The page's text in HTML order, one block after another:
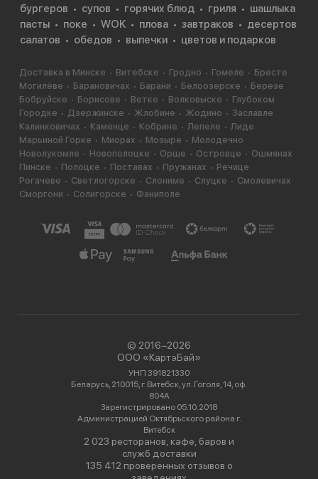
бургеров
супов горячих блюд гриля
шашлыка
пасты
поке WOK плова завтраков
десертов
салатов
обедов выпечки цветов и подарков
Доставка в Минске Витебске Гродно Гомеле
Бресте
Могилёве
Барановичах Барани Белоозерске
Березе
Бобруйске
Борисове Ветке Волковыске
Глубоком
Городке
Дзержинске Жлобине Жодино
Заславле
Калинковичах
Каменце Кобрине Лепеле
Лиде
Марьиной Горке
Миорах Мозыре
Молодечно
Новолукомле
Новополоцке Орше Островце
Ошмянах
Пинске
Полоцке Поставах Пружанах
Речице
Рогачеве
Светлогорске Слониме Слуцке
Смолевичах
Сморгони
Солигорске Фаниполе
© 2016−2026
ООО «КартэБай»
УНП 391821330
Беларусь, 210015, г. Витебск, ул. Гоголя, 14, оф.
804А
Зарегистрировано 05.10.2018
Администрацией Октябрьского района г.
Витебск
2 023 ресторанов, кафе, баров и
служб доставки
135 412 проверенных отзывов о